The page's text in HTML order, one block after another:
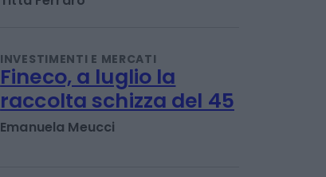
Titta Ferraro
INVESTIMENTI E MERCATI